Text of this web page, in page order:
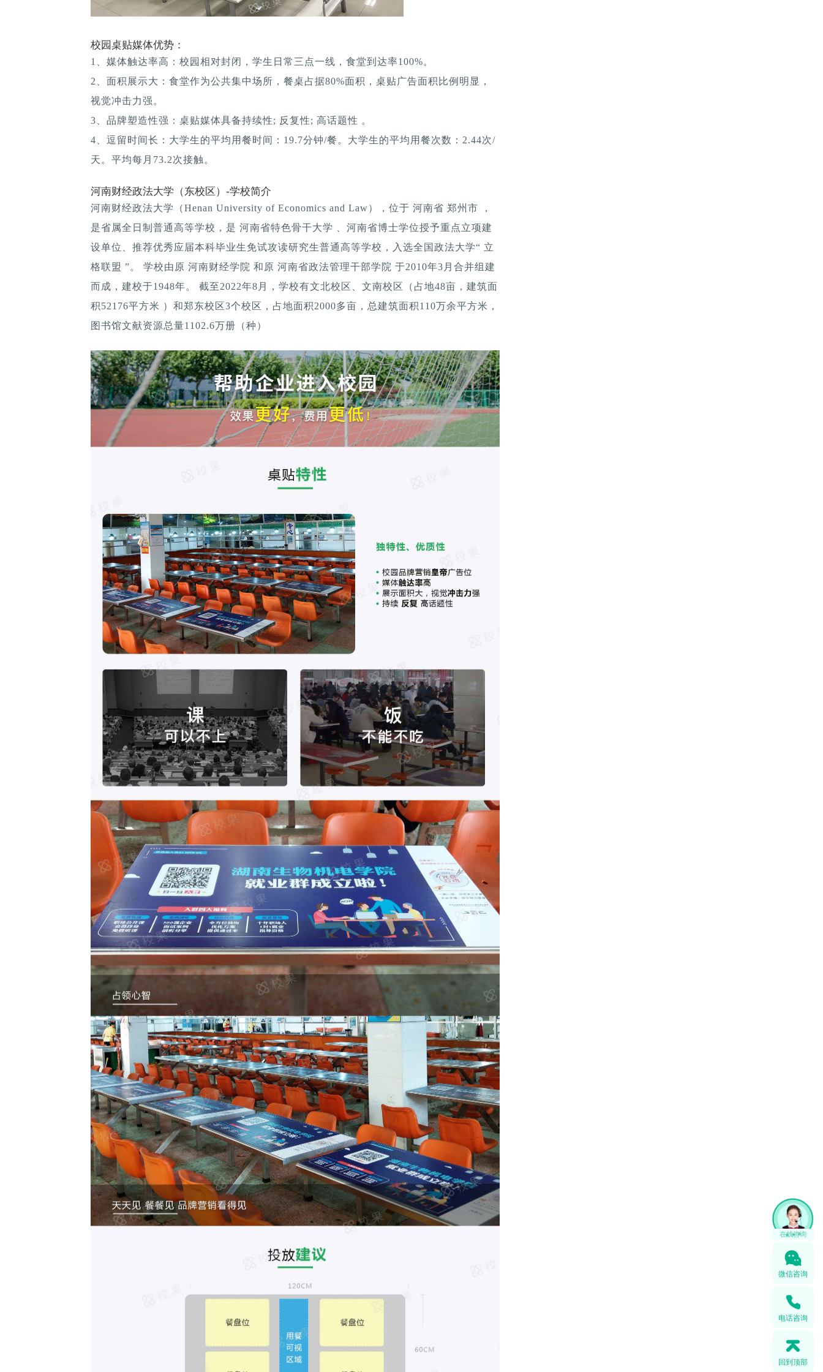
校园桌贴媒体优势：
1、媒体触达率高：校园相对封闭，学生日常三点一线，食堂到达率100%。
2、面积展示大：食堂作为公共集中场所，餐桌占据80%面积，桌贴广告面积比例明显，
视觉冲击力强。
3、品牌塑造性强：桌贴媒体具备持续性; 反复性; 高话题性 。
4、逗留时间长：大学生的平均用餐时间：19.7分钟/餐。大学生的平均用餐次数：2.44次/
天。平均每月73.2次接触。
河南财经政法大学（东校区）-学校简介
河南财经政法大学（Henan University of Economics and Law），位于 河南省 郑州市 ，
是省属全日制普通高等学校，是 河南省特色骨干大学 、河南省博士学位授予重点立项建
设单位、推荐优秀应届本科毕业生免试攻读研究生普通高等学校，入选全国政法大学“ 立
格联盟 ”。 学校由原 河南财经学院 和原 河南省政法管理干部学院 于2010年3月合并组建
而成，建校于1948年。 截至2022年8月，学校有文北校区、文南校区（占地48亩，建筑面
积52176平方米 ）和郑东校区3个校区，占地面积2000多亩，总建筑面积110万余平方米，
图书馆文献资源总量1102.6万册（种）
微信咨询
电话咨询
回到顶部